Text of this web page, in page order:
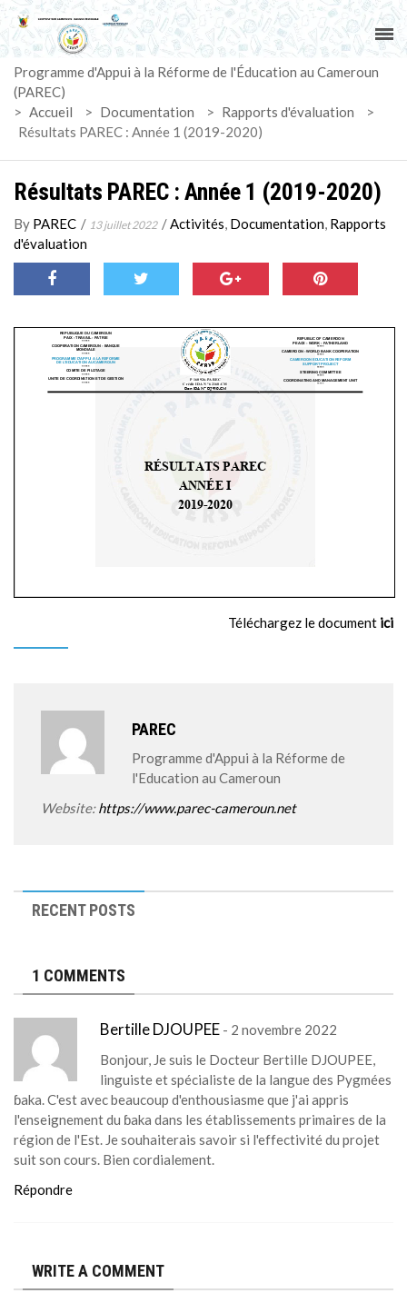
ACCUEIL
PAREC
ACTUALITÉS
ACTIVITÉS
DOCUMENTS
SUIVI-EVALUATION
Programme d'Appui à la Réforme de l'Éducation au Cameroun
(PAREC)
> Accueil > Documentation > Rapports d'évaluation
>
Résultats PAREC : Année 1 (2019-2020)
Résultats PAREC : Année 1 (2019-2020)
By PAREC / 13 juillet 2022 /Activités, Documentation, Rapports
d'évaluation
Téléchargez le document ici
PAREC
Programme d'Appui à la Réforme de
l'Education au Cameroun
Website:https://www.parec-cameroun.net
RECENT POSTS
1 COMMENTS
Bertille DJOUPEE - 2 novembre 2022
Bonjour, Je suis le Docteur Bertille DJOUPEE,
linguiste et spécialiste de la langue des Pygmées
ɓaka. C'est avec beaucoup d'enthousiasme que j'ai appris
l'enseignement du ɓaka dans les établissements primaires de la
région de l'Est. Je souhaiterais savoir si l'effectivité du projet
suit son cours. Bien cordialement.
Répondre
WRITE A COMMENT